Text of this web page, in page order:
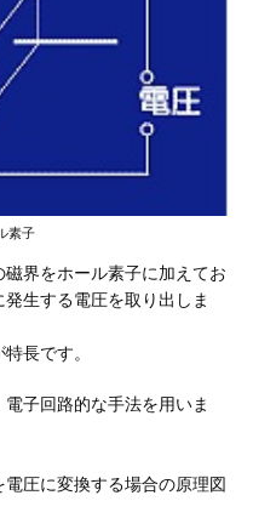
素子
界をホール素子に加えてお
生する電圧を取り出しま
長です。
子回路的な手法を用いま
圧に変換する場合の原理図